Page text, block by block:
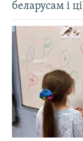
беларусам і